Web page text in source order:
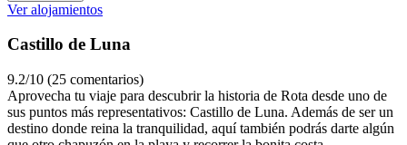
Ver alojamientos
Castillo de Luna
9.2/10 (25 comentarios)
Aprovecha tu viaje para descubrir la historia de Rota desde uno de
sus puntos más representativos: Castillo de Luna. Además de ser un
destino donde reina la tranquilidad, aquí también podrás darte algún